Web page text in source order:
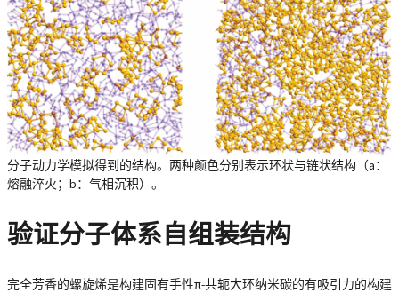
分子动力学模拟得到的结构。两种颜色分别表示环状与链状结构（a：
熔融淬火；b：气相沉积）。
验证分子体系自组装结构
完全芳香的螺旋烯是构建固有手性π-共轭大环纳米碳的有吸引力的构建